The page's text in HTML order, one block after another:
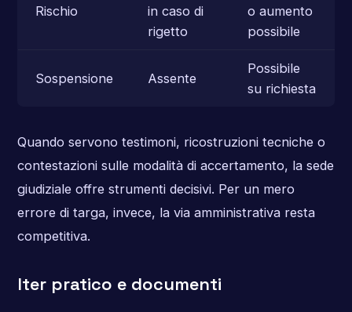
Rischio
in caso di
rigetto
o aumento
possibile
Sospensione Assente
Possibile
su richiesta
Quando servono testimoni, ricostruzioni tecniche o
contestazioni sulle modalità di accertamento, la sede
giudiziale offre strumenti decisivi. Per un mero
errore di targa, invece, la via amministrativa resta
competitiva.
Iter pratico e documenti